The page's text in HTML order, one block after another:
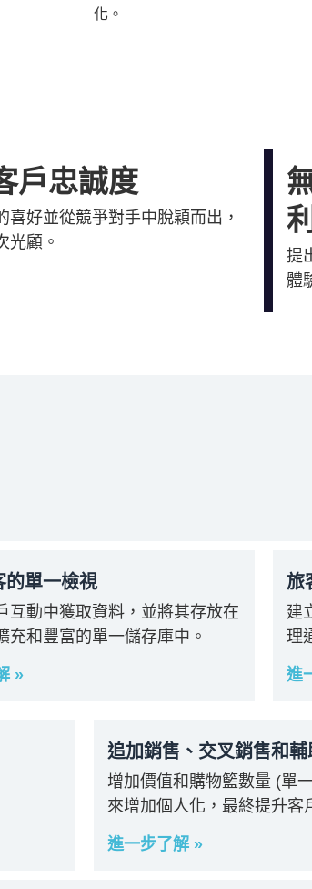
化。
戶忠誠度
喜好並從競爭對手中脫穎而出，
光顧。
提
體
的單一檢視
互動中獲取資料，並將其存放在
充和豐富的單一儲存庫中。
»
旅
建
理
進
追加銷售、交叉銷售和輔
增加價值和購物籃數量 (單
來增加個人化，最終提升客
進一步了解 »